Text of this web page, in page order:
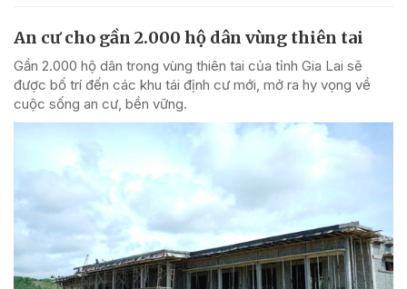
An cư cho gần 2.000 hộ dân vùng thiên tai
Gần 2.000 hộ dân trong vùng thiên tai của tỉnh Gia Lai sẽ
được bố trí đến các khu tái định cư mới, mở ra hy vọng về
cuộc sống an cư, bền vững.